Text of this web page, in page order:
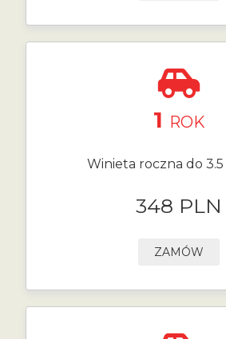
1 ROK
Winieta roczna do
348 PLN
ZAMÓW